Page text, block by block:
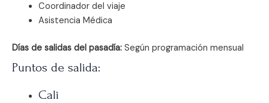
Coordinador del viaje
Asistencia Médica
Días de salidas del pasadía: Según programación mensual
Puntos de salida:
Cali